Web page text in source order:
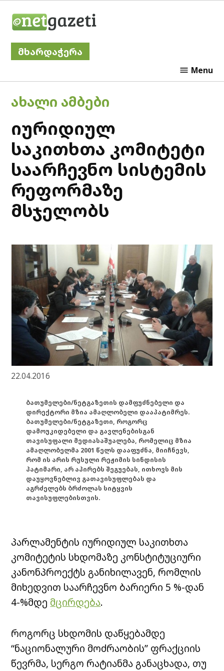
მხარდაჭერა
Menu
POSTED
ᲐᲮᲐᲚᲘ ᲐᲛᲑᲔᲑᲘ
იურიდიულ
საკითხთა კომიტეტი
საარჩევნო სისტემის
რეფორმაზე
მსჯელობს
22.04.2016
ბათუმელები/ნეტგაზეთის დამფუძნებელი და
დირექტორი მზია ამაღლობელი დააპატიმრეს.
ბათუმელები/ნეტგაზეთი, როგორც
დამოუკიდებელი და გავლენებისგან
თავისუფალი მედიასაშუალება, რომელიც მზია
ამაღლობელმა 2001 წელს დააფუძნა, მიიჩნევს,
რომ ის არის რუსული რეჟიმის სინდისის
პატიმარი, არ აპირებს შეგუებას, ითხოვს მის
დაუყოვნებლივ გათავისუფლებას და
აგრძელებს ბრძოლას სიტყვის
თავისუფლებისთვის.
პარლამენტის იურიდიულ საკითხთა
კომიტეტის სხდომაზე კონსტიტუციური
კანონპროექტს განიხილავენ, რომლის
მიხედვით საარჩევნო ბარიერი 5 %-დან
4-%მდე მცირდება.
როგორც სხდომის დაწყებამდე
“ნაციონალური მოძრაობის” ფრაქციის
წევრმა, სერგო რატიანმა განაცხადა, თუ